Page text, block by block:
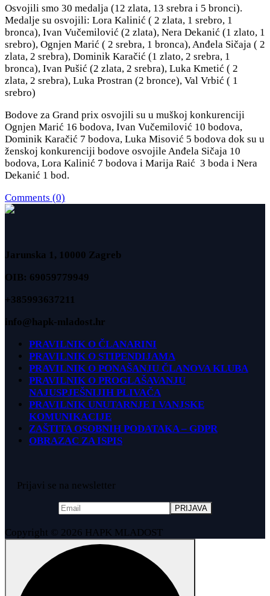
Osvojili smo 30 medalja (12 zlata, 13 srebra i 5 bronci).
Medalje su osvojili: Lora Kalinić ( 2 zlata, 1 srebro, 1
bronca), Ivan Vučemilović (2 zlata), Nera Dekanić (1 zlato, 1
srebro), Ognjen Marić ( 2 srebra, 1 bronca), Anđela Sičaja ( 2
zlata, 2 srebra), Dominik Karačić (1 zlato, 2 srebra, 1
bronca), Ivan Pušić (2 zlata, 2 srebra), Luka Kmetić ( 2
zlata, 2 srebra), Luka Prostran (2 bronce), Val Vrbić ( 1
srebro)
Bodove za Grand prix osvojili su u muškoj konkurenciji
Ognjen Marić 16 bodova, Ivan Vučemilović 10 bodova,
Dominik Karačić 7 bodova, Luka Misović 5 bodova dok su u
ženskoj konkurenciji bodove osvojile Anđela Sičaja 10
bodova, Lora Kalinić 7 bodova i Marija Raić 3 boda i Nera
Dekanić 1 bod.
Comments (0)
Jarunska 1, 10000 Zagreb
OIB: 69059779949
+385993637211
info@hapk-mladost.hr
PRAVILNIK O ČLANARINI
PRAVILNIK O STIPENDIJAMA
PRAVILNIK O PONAŠANJU ČLANOVA KLUBA
PRAVILNIK O PROGLAŠAVANJU
NAJUSPJEŠNIJIH PLIVAČA
PRAVILNIK UNUTARNJE I VANJSKE
KOMUNIKACIJE
ZAŠTITA OSOBNIH PODATAKA – GDPR
OBRAZAC ZA ISPIS
Prijavi se na newsletter
Copyright © 2026 HAPK MLADOST